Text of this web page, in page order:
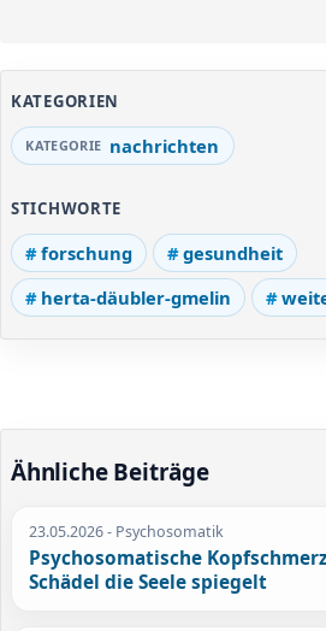
KATEGORIEN
nachrichten
STICHWORTE
forschung
gesundheit
herta-däubler-gmelin
Ähnliche Beiträge
23.05.2026- Psychosomatik
Psychosomatische
Schädel die Seele spiegelt